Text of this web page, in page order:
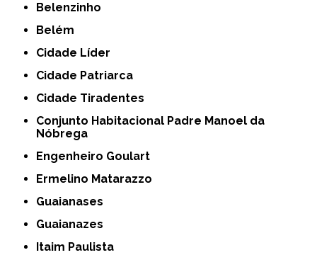
Belenzinho
Belém
Cidade Líder
Cidade Patriarca
Cidade Tiradentes
Conjunto Habitacional Padre Manoel da
Nóbrega
Engenheiro Goulart
Ermelino Matarazzo
Guaianases
Guaianazes
Itaim Paulista